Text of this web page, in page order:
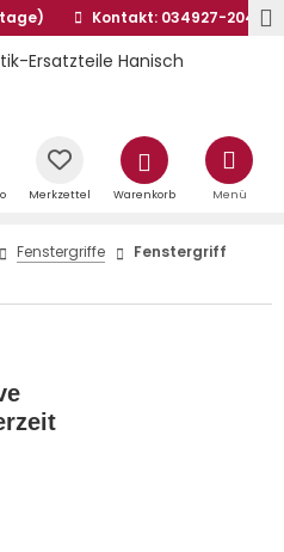
Kontakt: 034927-20441
Merkzettel Warenkorb Menü
Fenstergriffe
Fenstergriff